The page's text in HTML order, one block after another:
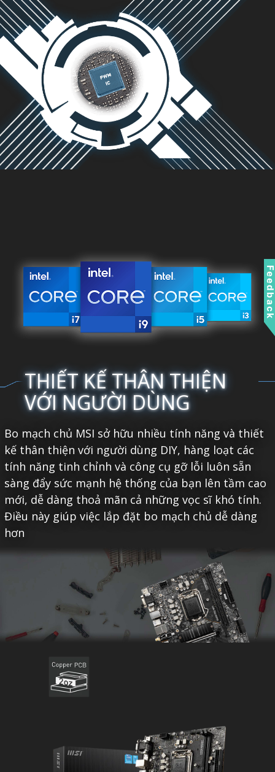
THIẾT KẾ THÂN THIỆN
VỚI NGƯỜI DÙNG
Bo mạch chủ MSI sở hữu nhiều tính năng và thiết
kế thân thiện với người dùng DIY, hàng loạt các
tính năng tinh chỉnh và công cụ gỡ lỗi luôn sẵn
sàng đẩy sức mạnh hệ thống của bạn lên tầm cao
mới, dễ dàng thoả mãn cả những vọc sĩ khó tính.
Điều này giúp việc lắp đặt bo mạch chủ dễ dàng
hơn